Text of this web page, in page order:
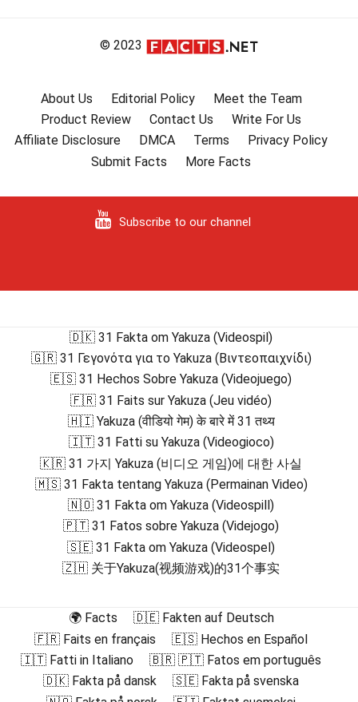
© 2023
About Us Editorial Policy
Meet the Team
Product Review
Contact Us
Write For Us
Affiliate Disclosure
DMCA Terms
Privacy Policy
Submit Facts
More Facts
Subscribe to our channel
🇩🇰 31 Fakta om Yakuza (Videospil)
🇬🇷 31 Γεγονότα για το Yakuza (Βιντεοπαιχνίδι)
🇪🇸 31 Hechos Sobre Yakuza (Videojuego)
🇫🇷 31 Faits sur Yakuza (Jeu vidéo)
🇭🇮 Yakuza (वीडियो गेम) के बारे में 31 तथ्य
🇮🇹 31 Fatti su Yakuza (Videogioco)
🇰🇷 31 가지 Yakuza (비디오 게임)에 대한 사실
🇲🇸 31 Fakta tentang Yakuza (Permainan Video)
🇳🇴 31 Fakta om Yakuza (Videospill)
🇵🇹 31 Fatos sobre Yakuza (Videjogo)
🇸🇪 31 Fakta om Yakuza (Videospel)
🇿🇭 关于Yakuza(视频游戏)的31个事实
🌍 Facts
🇩🇪 Fakten auf Deutsch
🇫🇷 Faits en français
🇪🇸 Hechos en Español
🇮🇹 Fatti in Italiano
🇧🇷 🇵🇹 Fatos em português
🇩🇰 Fakta på dansk
🇸🇪 Fakta på svenska